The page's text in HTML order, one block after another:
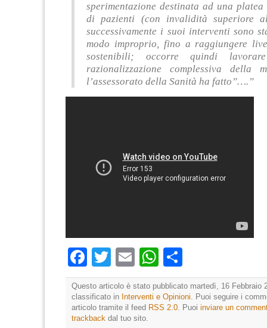
sperimentazione destinata ad una
di pazienti (con invalidità superiore
successivamente i suoi interventi sono
modo improprio, fino a raggiungere
sostenibili; occorre quindi
razionalizzazione complessiva della
l’assessorato della Sanità ha fatto”….”
Facebook
TwitterEmailWhatsApp
Questo articolo è stato pubblicato martedì, 16 Febbraio
classificato in Interventi e Opinioni. Puoi seguire i
articolo tramite il feed RSS 2.0. Puoi inviare un
trackback dal tuo sito.